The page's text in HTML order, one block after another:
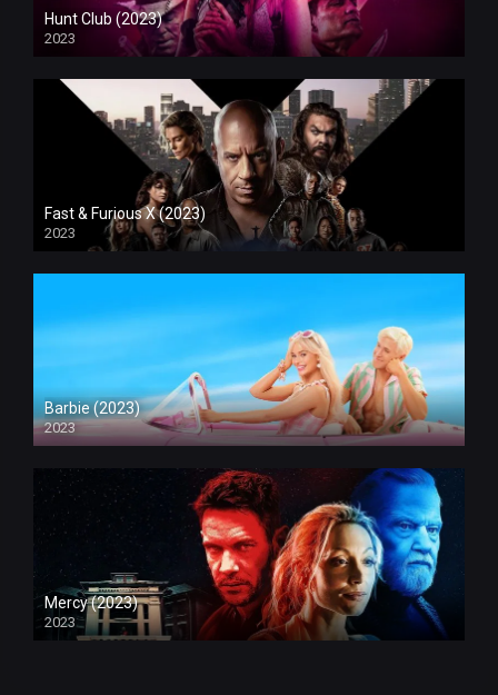
Hunt Club (2023)
2023
Fast & Furious X (2023)
2023
Barbie (2023)
2023
Mercy (2023)
2023